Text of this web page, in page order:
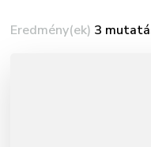
Eredmény(ek) 3